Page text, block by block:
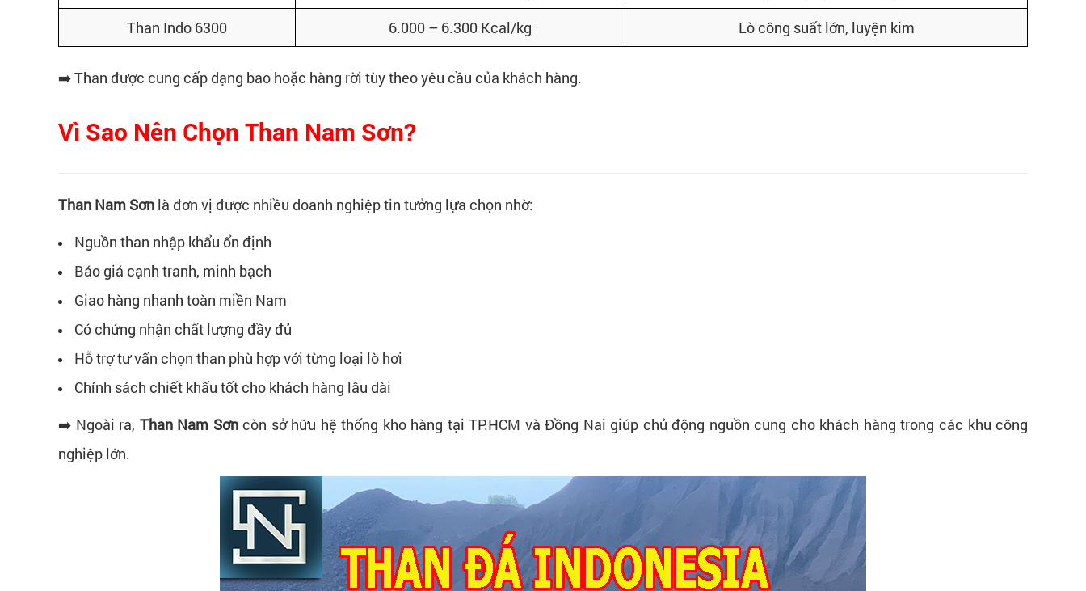
Than Indo 6300
6.000 – 6.300 Kcal/kg Lò công suất lớn, luyện kim
➡️ Than được cung cấp dạng bao hoặc hàng rời tùy theo yêu cầu của khách hàng.
Vì Sao Nên Chọn Than Nam Sơn?
Than Nam Sơn là đơn vị được nhiều doanh nghiệp tin tưởng lựa chọn nhờ:
Nguồn than nhập khẩu ổn định
Báo giá cạnh tranh, minh bạch
Giao hàng nhanh toàn miền Nam
Có chứng nhận chất lượng đầy đủ
Hỗ trợ tư vấn chọn than phù hợp với từng loại lò hơi
Chính sách chiết khấu tốt cho khách hàng lâu dài
➡️ Ngoài ra, Than Nam Sơncòn sở hữu hệ thống kho hàng tại TP.HCM và Đồng Nai giúp chủ động nguồn cung cho khách hàng trong các khu công
nghiệp lớn.